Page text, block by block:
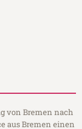
von Bremen nach
aus Bremen einen